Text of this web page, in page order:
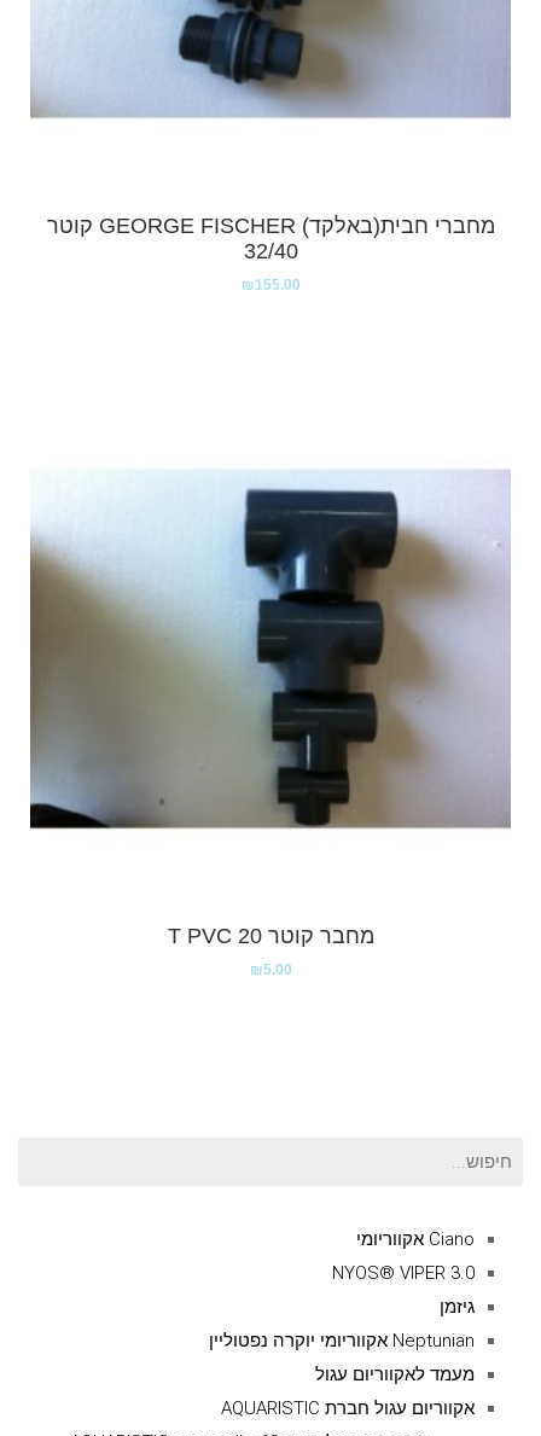
מחברי חבית(באלקד) GEORGE FISCHER קוטר
32/40
₪155.00
מחבר קוטר T PVC 20
₪5.00
חיפוש
Ciano אקווריומי
NYOS® VIPER 3.0
גיזמן
Neptunian אקווריומי יוקרה נפטוליין
מעמד לאקווריום עגול
אקווריום עגול חברת AQUARISTIC